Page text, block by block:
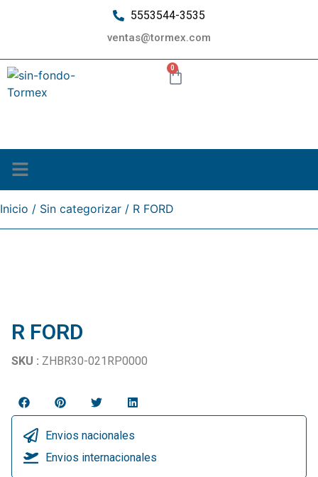
5553544-3535
ventas@tormex.com
0
Inicio / Sin categorizar / R FORD
R FORD
SKU : ZHBR30-021RP0000
Envios nacionales
Envios internacionales